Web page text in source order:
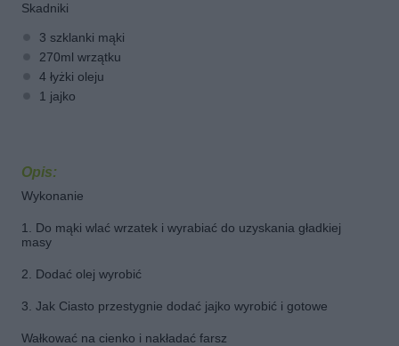
Skadniki
3 szklanki mąki
270ml wrzątku
4 łyżki oleju
1 jajko
Opis:
Wykonanie
1. Do mąki wlać wrzatek i wyrabiać do uzyskania gładkiej
masy
2. Dodać olej wyrobić
3. Jak Ciasto przestygnie dodać jajko wyrobić i gotowe
Wałkować na cienko i nakładać farsz